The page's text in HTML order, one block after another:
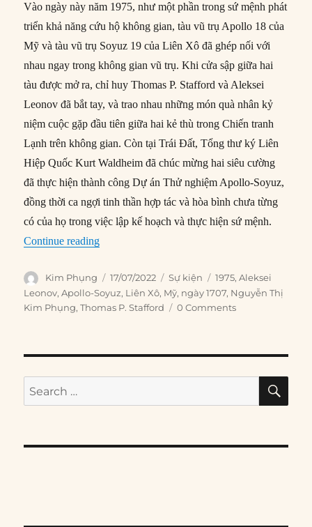
Vào ngày này năm 1975, như một phần trong sứ mệnh phát
triển khả năng cứu hộ không gian, tàu vũ trụ Apollo 18 của
Mỹ và tàu vũ trụ Soyuz 19 của Liên Xô đã ghép nối với
nhau ngay trong không gian vũ trụ. Khi cửa sập giữa hai
tàu được mở ra, chỉ huy Thomas P. Stafford và Aleksei
Leonov đã bắt tay, và trao nhau những món quà nhân kỷ
niệm cuộc gặp đầu tiên giữa hai kẻ thù trong Chiến tranh
Lạnh trên không gian. Còn tại Trái Đất, Tổng thư ký Liên
Hiệp Quốc Kurt Waldheim đã chúc mừng hai siêu cường
đã thực hiện thành công Dự án Thử nghiệm Apollo-Soyuz,
đồng thời ca ngợi tinh thần hợp tác và hòa bình chưa từng
có của họ trong việc lập kế hoạch và thực hiện sứ mệnh.
Continue reading“17/07/1975: Các siêu cường gặp nhau trong
Author
Kim Phụng
Posted
on
17/07/2022 Categories
Sự kiện Tags
1975,Aleksei
Leonov,Apollo-Soyuz, Liên Xô, Mỹ, ngày 1707, Nguyễn Thị
Kim Phụng,Thomas P. Stafford 0 Comments
Search
for: